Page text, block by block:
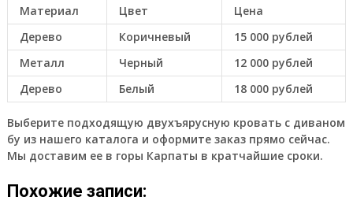
Материал Цвет
Цена
Дерево
Коричневый
15 000 рублей
Металл
Черный
12 000 рублей
Дерево
Белый 18 000 рублей
Выберите подходящую двухъярусную кровать с диваном
бу из нашего каталога и оформите заказ прямо сейчас.
Мы доставим ее в горы Карпаты в кратчайшие сроки.
Похожие записи: